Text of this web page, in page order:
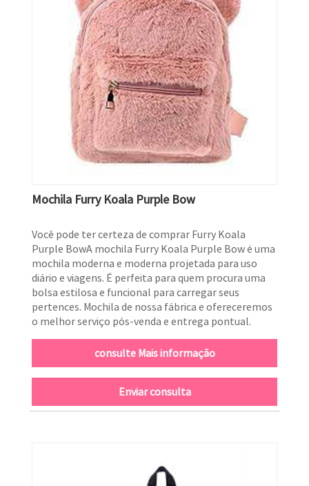
Mochila Furry Koala Purple Bow
Você pode ter certeza de comprar Furry Koala
Purple BowA mochila Furry Koala Purple Bow é uma
mochila moderna e moderna projetada para uso
diário e viagens. É perfeita para quem procura uma
bolsa estilosa e funcional para carregar seus
pertences. Mochila de nossa fábrica e ofereceremos
o melhor serviço pós-venda e entrega pontual.
consulte Mais informação
Enviar consulta